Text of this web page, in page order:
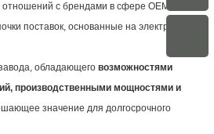
с брендами в сфере OEM/ODM.
поставок, основанные на электронной
обладающего возможностями
производственными мощностями и
значение для долгосрочного